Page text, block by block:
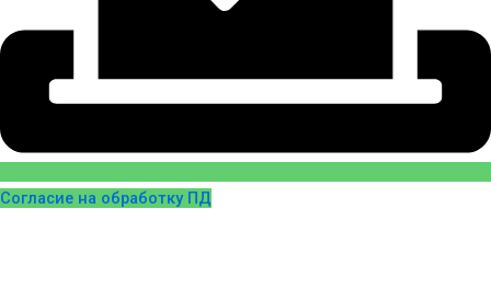
Согласие на обработку ПД